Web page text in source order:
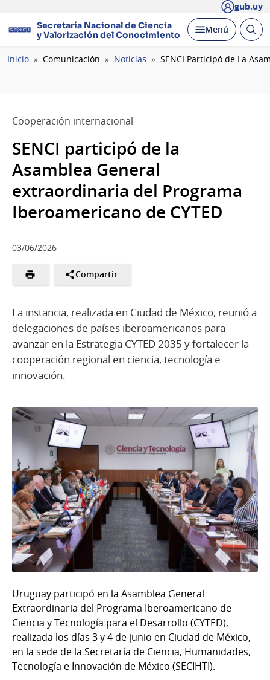
gub.uy
Secretaría Nacional de Ciencia
y Valorización del Conocimiento
Desplegar
Menú Abrir
Ruta
Inicio Comunicación Noticias SENCI Participó de La
Cooperación internacional
SENCI participó de la
Asamblea General
extraordinaria del Programa
Iberoamericano de CYTED
03/06/2026
Compartir
La instancia, realizada en Ciudad de México, reunió a
delegaciones de países iberoamericanos para
avanzar en la Estrategia CYTED 2035 y fortalecer la
cooperación regional en ciencia, tecnología e
innovación.
Uruguay participó en la Asamblea General
Extraordinaria del Programa Iberoamericano de
Ciencia y Tecnología para el Desarrollo (CYTED),
realizada los días 3 y 4 de junio en Ciudad de México,
en la sede de la Secretaría de Ciencia, Humanidades,
Tecnología e Innovación de México (SECIHTI).